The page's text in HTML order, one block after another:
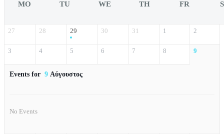
MO TU WE TH FR
27 28 29 30 31 1 2
3 4 5 6 7 8 9
Events for 9 Αύγουστος
No Events